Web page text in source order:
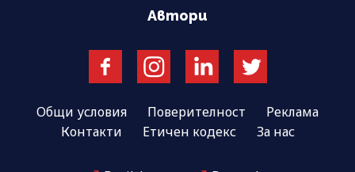
Автори
Общи условия Поверителност
Реклама
Контакти
Етичен кодекс За нас